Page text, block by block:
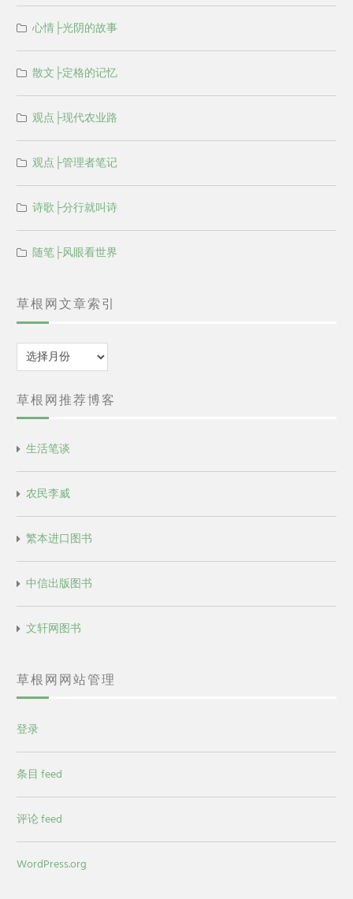
心情├光阴的故事
散文├定格的记忆
观点├现代农业路
观点├管理者笔记
诗歌├分行就叫诗
随笔├风眼看世界
草根网文章索引
归
档
草根网推荐博客
生活笔谈
农民李威
繁本进口图书
中信出版图书
文轩网图书
草根网网站管理
登录
条目 feed
评论 feed
WordPress.org